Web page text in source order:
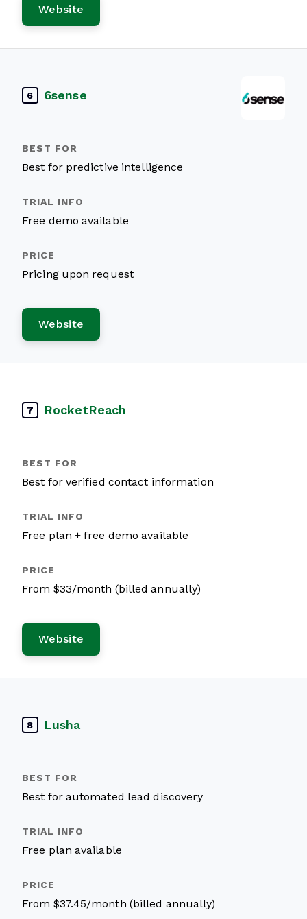
Website
6 6sense
Best for predictive intelligence
Free demo available
Pricing upon request
Website
7 RocketReach
Best for verified contact information
Free plan + free demo available
From $33/month (billed annually)
Website
8 Lusha
Best for automated lead discovery
Free plan available
From $37.45/month (billed annually)